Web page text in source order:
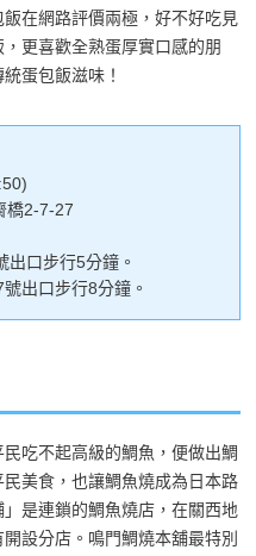
在網路評價兩極，好不好吃見
更喜歡全熟蛋厚實口感的朋
蛋包飯滋味！
橋2-7-27
口步行5分鐘。
出口步行8分鐘。
吃不起高級的鯛魚，便做出鯛
美食，也讓鯛魚燒成為日本路
是連鎖的鯛魚燒店，在關西地
設分店。鳴門鯛燒本舖最特別